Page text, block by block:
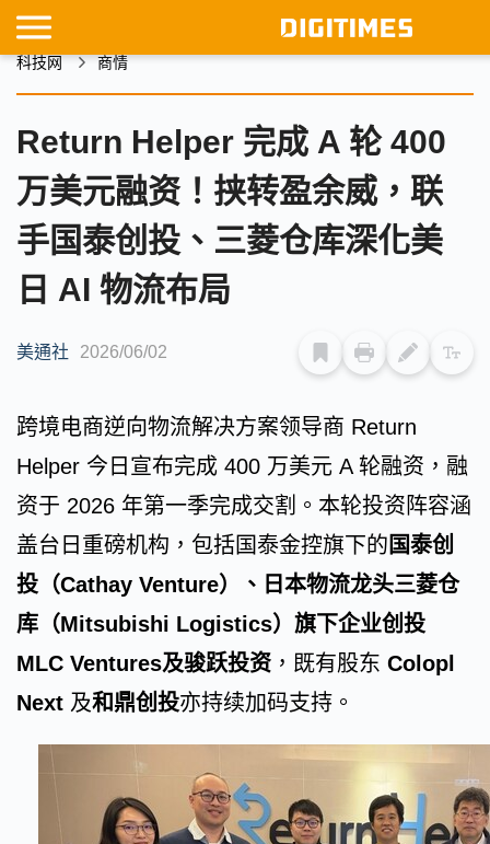
科技网 商情
Return Helper 完成 A 轮 400
万美元融资！挟转盈余威，联
手国泰创投、三菱仓库深化美
日 AI 物流布局
美通社 2026/06/02
跨境电商逆向物流解决方案领导商 Return
Helper 今日宣布完成 400 万美元 A 轮融资，融
资于 2026 年第一季完成交割。本轮投资阵容涵
盖台日重磅机构，包括国泰金控旗下的 国泰创
投（Cathay Venture）、 日本物流龙头三菱仓
库（Mitsubishi Logistics）旗下企业创投
MLC Ventures及骏跃投资 ，既有股东 Colopl
Next 及和鼎创投亦持续加码支持。